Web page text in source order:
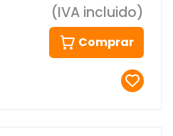
(IVA incluido)
Comprar